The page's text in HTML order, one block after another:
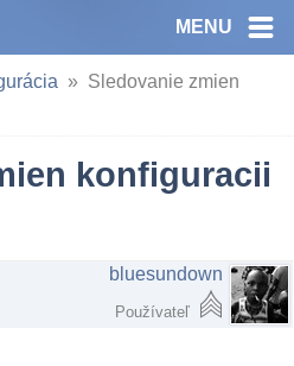
MENU
Sledovanie zmien
konfiguracii
bluesundown
Používateľ